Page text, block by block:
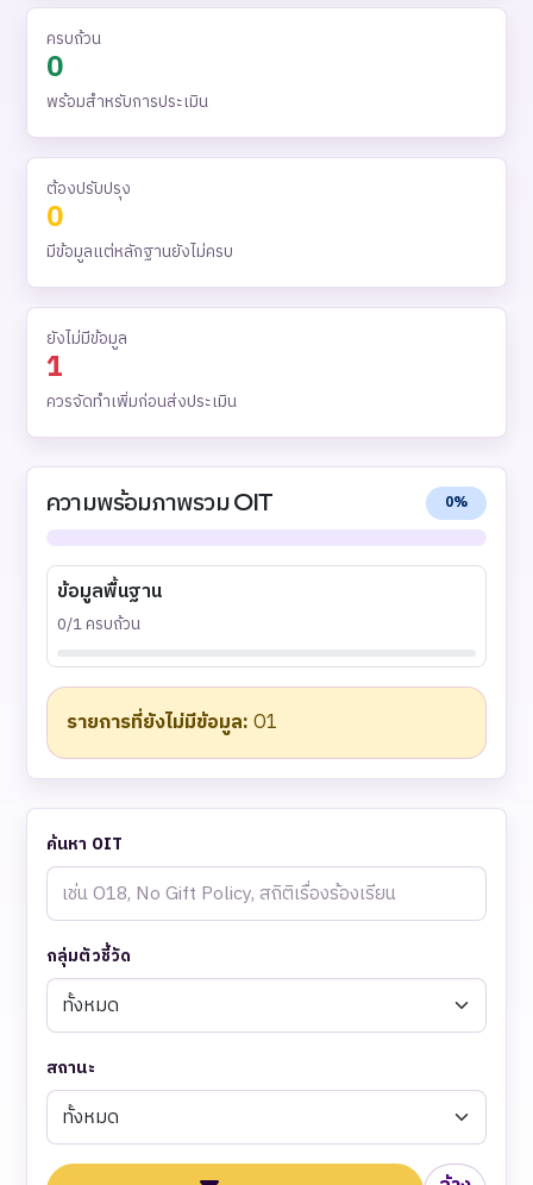
ครบถ้วน
0
พร้อมสำหรับการประเมิน
ต้องปรับปรุง
0
มีข้อมูลแต่หลักฐานยังไม่ครบ
ยังไม่มีข้อมูล
1
ควรจัดทำเพิ่มก่อนส่งประเมิน
ความพร้อมภาพรวม OIT 0%
ข้อมูลพื้นฐาน
0/1 ครบถ้วน
รายการที่ยังไม่มีข้อมูล:O1
ค้นหา OIT
กลุ่มตัวชี้วัด
สถานะ